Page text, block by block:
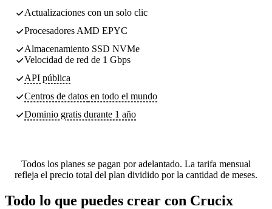
Actualizaciones con un solo clic
Procesadores AMD EPYC
Almacenamiento SSD NVMe
Velocidad de red de 1 Gbps
API pública
Centros de datos en todo el mundo
Dominio gratis durante 1 año
Todos los planes se pagan por adelantado. La tarifa mensual
refleja el precio total del plan dividido por la cantidad de meses.
Todo lo que puedes crear con Crucix